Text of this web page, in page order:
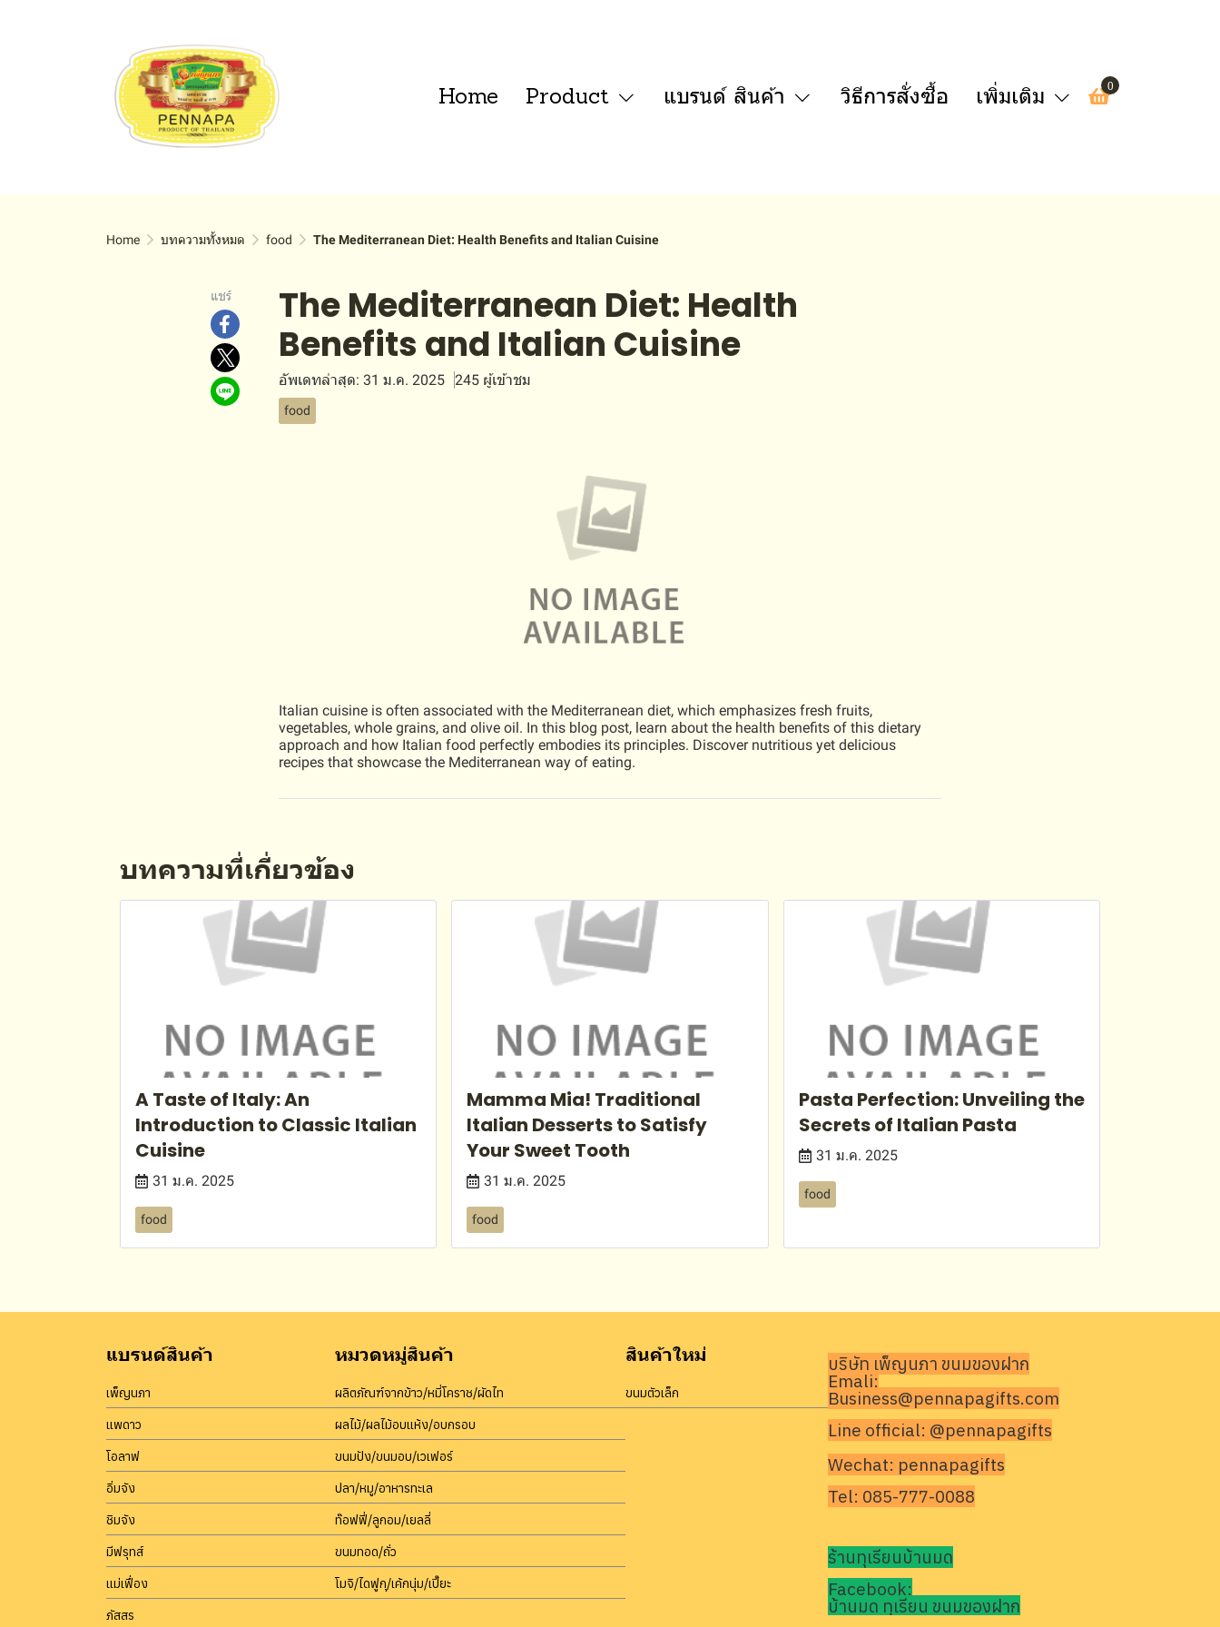
Home Product แบรนด์ สินค้า วิธีการสั่งซื้อ เพิ่มเติม 0
Home บทความทั้งหมด food The Mediterranean Diet: Health Benefits and Italian Cuisine
แชร์
The Mediterranean Diet: Health
Benefits and Italian Cuisine
อัพเดทล่าสุด: 31 ม.ค. 2025 245 ผู้เข้าชม
food
Italian cuisine is often associated with the Mediterranean diet, which emphasizes fresh fruits,
vegetables, whole grains, and olive oil. In this blog post, learn about the health benefits of this dietary
approach and how Italian food perfectly embodies its principles. Discover nutritious yet delicious
recipes that showcase the Mediterranean way of eating.
บทความที่เกี่ยวข้อง
A Taste of Italy: An
Introduction to Classic Italian
Cuisine
31 ม.ค. 2025
food
Mamma Mia! Traditional
Italian Desserts to Satisfy
Your Sweet Tooth
31 ม.ค. 2025
food
Pasta Perfection: Unveiling the
Secrets of Italian Pasta
31 ม.ค. 2025
food
แบรนด์สินค้า
เพ็ญนภา
แพดาว
โอลาฟ
อิ่มจัง
ชิมจัง
มีฟรุทส์
แม่เฟื่อง
ภัสสร
หมวดหมู่สินค้า
ผลิตภัณฑ์จากข้าว/หมี่โคราช/ผัดไท
ผลไม้/ผลไม้อบแห้ง/อบกรอบ
ขนมปัง/ขนมอบ/เวเฟอร์
ปลา/หมู/อาหารทะเล
ท๊อฟฟี่/ลูกอม/เยลลี่
ขนมทอด/ถั่ว
โมจิ/ไดฟูกุ/เค้กนุ่ม/เปี๊ยะ
สินค้าใหม่
ขนมตัวเล็ก
บริษัท เพ็ญนภา ขนมของฝาก
Emali:
Business@pennapagifts.com
Line official: @pennapagifts
Wechat: pennapagifts
Tel: 085-777-0088
ร้านทุเรียนบ้านมด
Facebook:
บ้านมด ทุเรียน ขนมของฝาก